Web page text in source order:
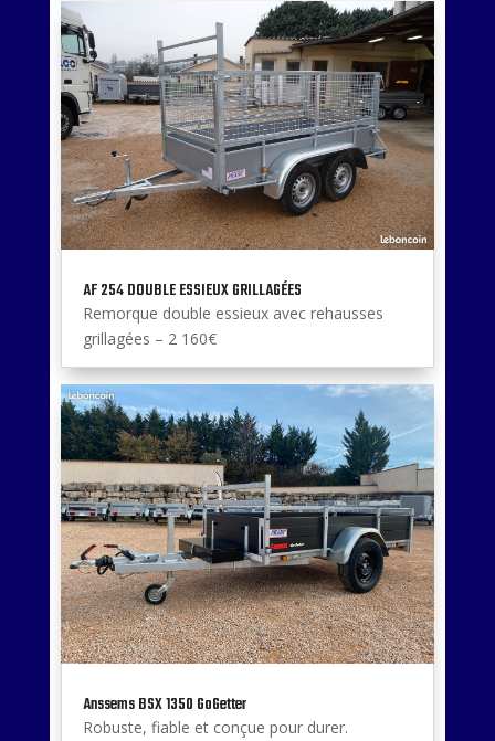
AF 254 DOUBLE ESSIEUX GRILLAGÉES
Remorque double essieux avec rehausses
grillagées – 2 160€
Anssems BSX 1350 GoGetter
Robuste, fiable et conçue pour durer.